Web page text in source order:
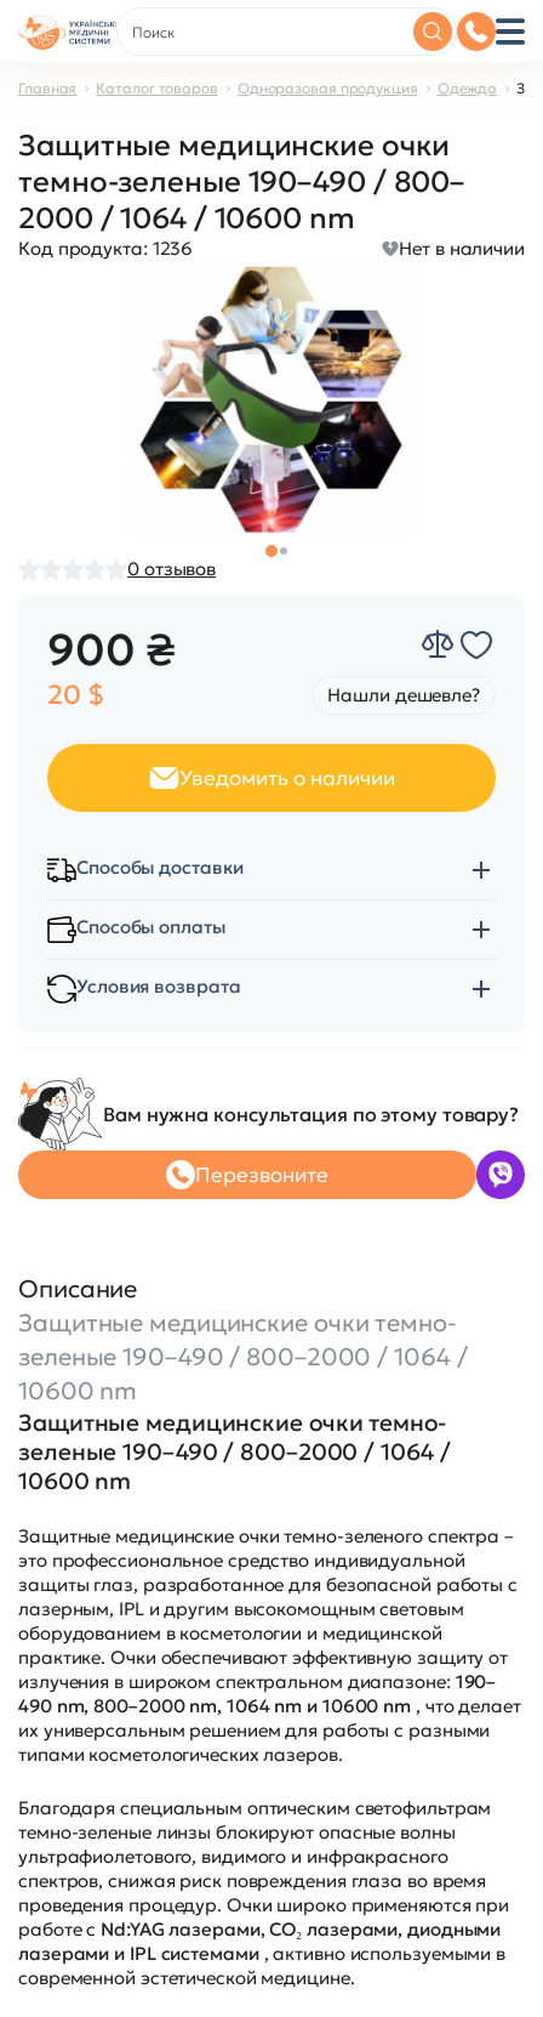
Главная Каталог товаров Одноразовая продукция Одежда
Защитные медицинские очки
темно-зеленые 190–490 / 800–
2000 / 1064 / 10600 nm
Код продукта: 1236 Нет в наличии
0 отзывов
900 ₴
20 $ Нашли дешевле?
Уведомить о наличии
Способы доставки
Способы оплаты
Условия возврата
Вам нужна консультация по этому товару?
Перезвоните
Описание
Защитные медицинские очки темно-
зеленые 190–490 / 800–2000 / 1064 /
10600 nm
Защитные медицинские очки темно-
зеленые 190–490 / 800–2000 / 1064 /
10600 nm
Защитные медицинские очки темно-зеленого спектра –
это профессиональное средство индивидуальной
защиты глаз, разработанное для безопасной работы с
лазерным, IPL и другим высокомощным световым
оборудованием в косметологии и медицинской
практике. Очки обеспечивают эффективную защиту от
излучения в широком спектральном диапазоне: 190–
490 nm, 800–2000 nm, 1064 nm и 10600 nm , что делает
их универсальным решением для работы с разными
типами косметологических лазеров.
Благодаря специальным оптическим светофильтрам
темно-зеленые линзы блокируют опасные волны
ультрафиолетового, видимого и инфракрасного
спектров, снижая риск повреждения глаза во время
проведения процедур. Очки широко применяются при
работе с Nd:YAG лазерами, CO₂ лазерами, диодными
лазерами и IPL системами, активно используемыми в
современной эстетической медицине.